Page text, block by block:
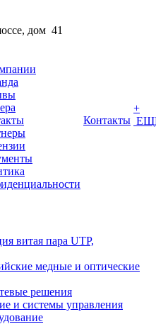
дом 41
Контакты
+
витая пара UTP,
медные и оптические
решения
и системы управления